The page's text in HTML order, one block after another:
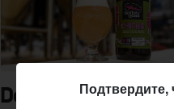
Dogfish HeadПодтвердите,